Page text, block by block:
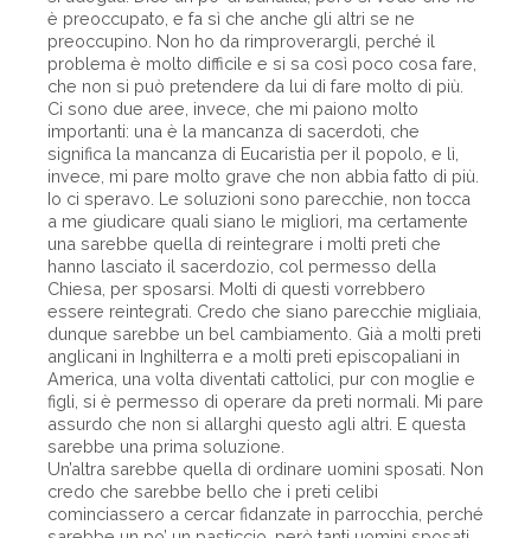
è preoccupato, e fa sì che anche gli altri se ne
preoccupino. Non ho da rimproverargli, perché il
problema è molto difficile e si sa così poco cosa fare,
che non si può pretendere da lui di fare molto di più.
Ci sono due aree, invece, che mi paiono molto
importanti: una è la mancanza di sacerdoti, che
significa la mancanza di Eucaristia per il popolo, e lì,
invece, mi pare molto grave che non abbia fatto di più.
Io ci speravo. Le soluzioni sono parecchie, non tocca
a me giudicare quali siano le migliori, ma certamente
una sarebbe quella di reintegrare i molti preti che
hanno lasciato il sacerdozio, col permesso della
Chiesa, per sposarsi. Molti di questi vorrebbero
essere reintegrati. Credo che siano parecchie migliaia,
dunque sarebbe un bel cambiamento. Già a molti preti
anglicani in Inghilterra e a molti preti episcopaliani in
America, una volta diventati cattolici, pur con moglie e
figli, si è permesso di operare da preti normali. Mi pare
assurdo che non si allarghi questo agli altri. E questa
sarebbe una prima soluzione.
Un’altra sarebbe quella di ordinare uomini sposati. Non
credo che sarebbe bello che i preti celibi
cominciassero a cercar fidanzate in parrocchia, perché